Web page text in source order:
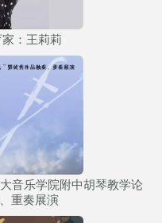
：王莉莉
音乐学院附中胡琴教学论
重奏展演